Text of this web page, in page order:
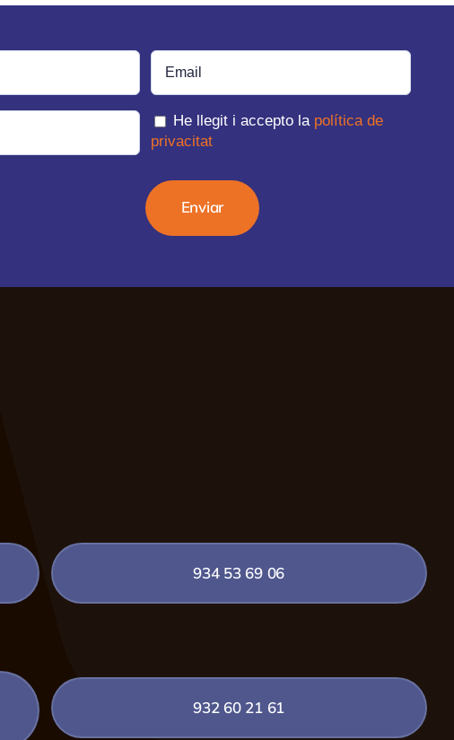
He llegit i accepto la política de
privacitat
934 53 69 06
932 60 21 61